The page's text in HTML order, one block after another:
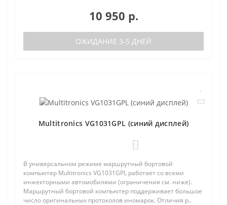
10 950 р.
ОЖИДАНИЕ 3-5 ДНЕЙ
Multitronics VG1031GPL (синий дисплей)
В универсальном режиме маршрутный бортовой
компьютер Multitronics VG1031GPL работает со всеми
инжекторными автомобилями (ограничения см. ниже).
Маршрутный бортовой компьютер поддерживает большое
число оригинальных протоколов иномарок. Отличия р..